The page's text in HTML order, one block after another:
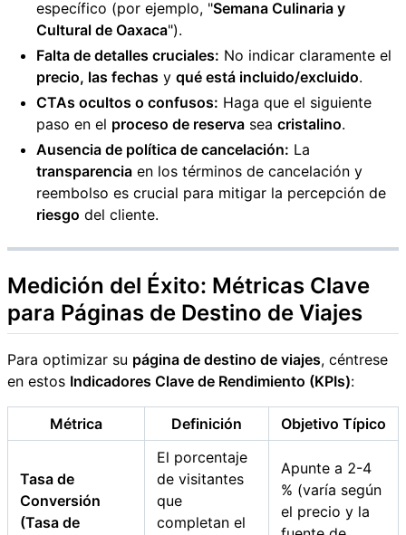
específico (por ejemplo, "Semana Culinaria y
Cultural de Oaxaca").
Falta de detalles cruciales: No indicar claramente el
precio, las fechas y qué está incluido/excluido.
CTAs ocultos o confusos: Haga que el siguiente
paso en el proceso de reserva sea cristalino.
Ausencia de política de cancelación: La
transparencia en los términos de cancelación y
reembolso es crucial para mitigar la percepción de
riesgo del cliente.
Medición del Éxito: Métricas Clave
para Páginas de Destino de Viajes
Para optimizar su página de destino de viajes, céntrese
en estos Indicadores Clave de Rendimiento (KPIs):
Métrica Definición Objetivo Típico
Tasa de
Conversión
(Tasa de
El porcentaje
de visitantes
que
completan el
Apunte a 2-4
% (varía según
el precio y la